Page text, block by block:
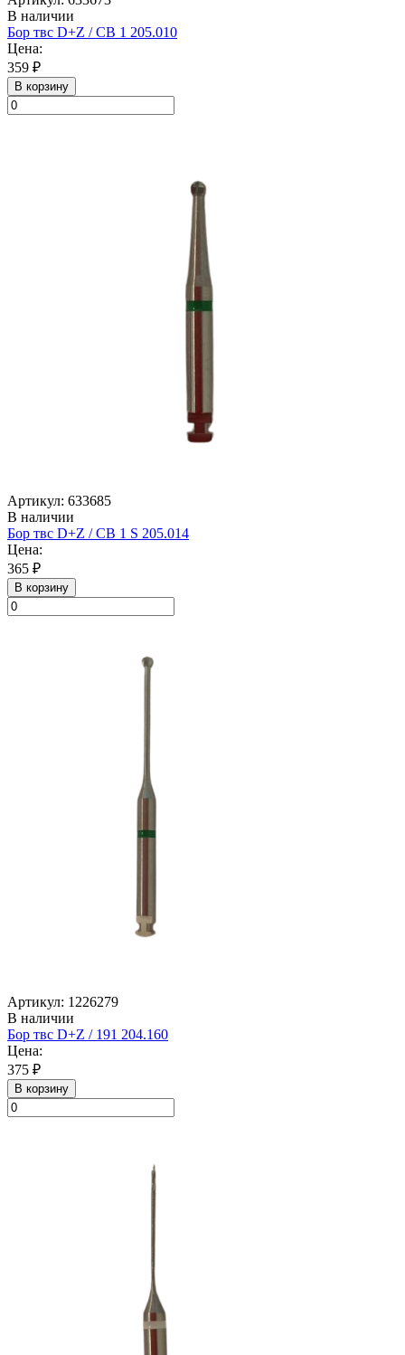
В наличии
Бор твс D+Z / CB 1 205.010
Цена:
359 ₽
В корзину
Артикул: 633685
В наличии
Бор твс D+Z / CB 1 S 205.014
Цена:
365 ₽
В корзину
Артикул: 1226279
В наличии
Бор твс D+Z / 191 204.160
Цена:
375 ₽
В корзину